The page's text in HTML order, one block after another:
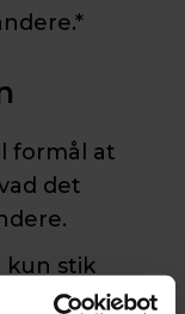
formål at
det
kun stik